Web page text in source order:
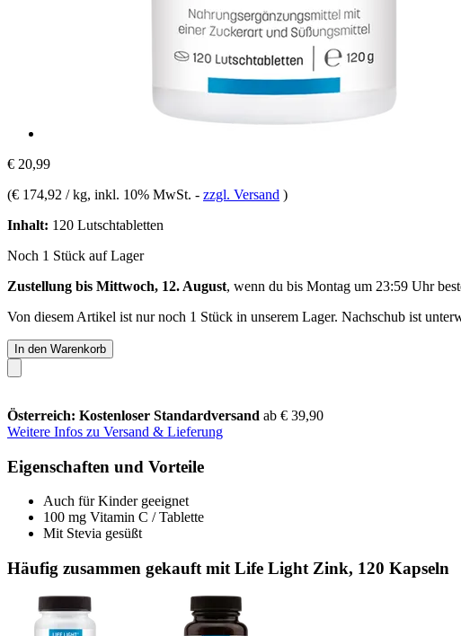
€ 20,99
(€ 174,92 / kg, inkl. 10% MwSt. - zzgl. Versand )
Inhalt: 120 Lutschtabletten
Noch 1 Stück auf Lager
Zustellung bis Mittwoch, 12. August, wenn du bis Montag um 23:59 Uhr
Von diesem Artikel ist nur noch 1 Stück in unserem Lager. Nachschub ist
In den Warenkorb
Österreich: Kostenloser Standardversand ab € 39,90
Weitere Infos zu Versand & Lieferung
Eigenschaften und Vorteile
Auch für Kinder geeignet
100 mg Vitamin C / Tablette
Mit Stevia gesüßt
Häufig zusammen gekauft mit Life Light Zink, 120 Kapseln